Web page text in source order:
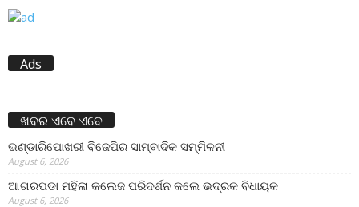
Ads
ଖବର ଏବେ ଏବେ
ଭଣ୍ଡାରିପୋଖରୀ ବିଜେପିର ସାମ୍ବାଦିକ ସମ୍ମିଳନୀ
August 6, 2026
ଆଗରପଡା ମହିଳା କଲେଜ ପରିଦର୍ଶନ କଲେ ଭଦ୍ରକ ବିଧାୟକ
August 6, 2026